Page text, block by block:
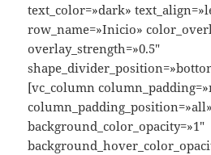
text_color=»dark»
row_name=»Inicio»
overlay_strength=»0.5″
[vc_column
column_padding_position=»all»
background_color_opacity=»1″